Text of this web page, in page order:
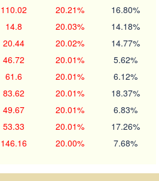
110.02 20.21% 16.80%
14.8 20.03% 14.18%
20.44 20.02% 14.77%
46.72 20.01% 5.62%
61.6 20.01% 6.12%
83.62 20.01% 18.37%
49.67 20.01% 6.83%
53.33 20.01% 17.26%
146.16 20.00% 7.68%